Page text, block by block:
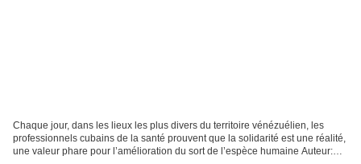
Chaque jour, dans les lieux les plus divers du territoire vénézuélien, les
professionnels cubains de la santé prouvent que la solidarité est une réalité,
une valeur phare pour l’amélioration du sort de l’espèce humaine Auteur: